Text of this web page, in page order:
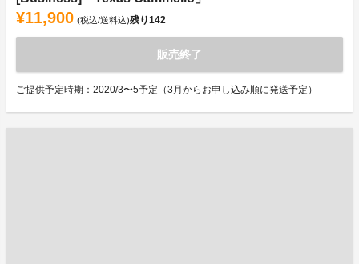
¥11,900 (税込/送料込)残り142
販売終了
ご提供予定時期：2020/3〜5予定（3月からお申し込み順に発送予定）